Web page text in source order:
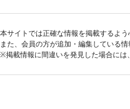
本サイトでは正確な情報を掲載するよ
また、会員の方が追加・編集している
※掲載情報に間違いを発見した場合には、